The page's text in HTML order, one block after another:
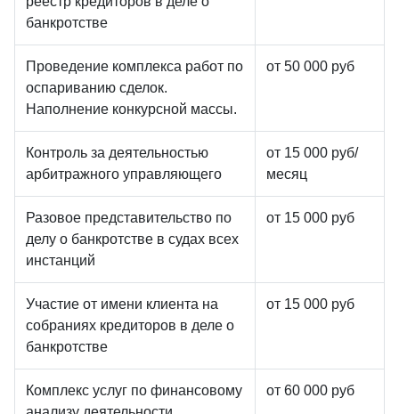
банкротстве
Проведение комплекса работ по
оспариванию сделок.
Наполнение конкурсной массы.
от 50 000 руб
Контроль за деятельностью
арбитражного управляющего
от 15 000 руб/
месяц
Разовое представительство по
делу о банкротстве в судах всех
инстанций
от 15 000 руб
Участие от имени клиента на
собраниях кредиторов в деле о
банкротстве
от 15 000 руб
Комплекс услуг по финансовому
от 60 000 руб